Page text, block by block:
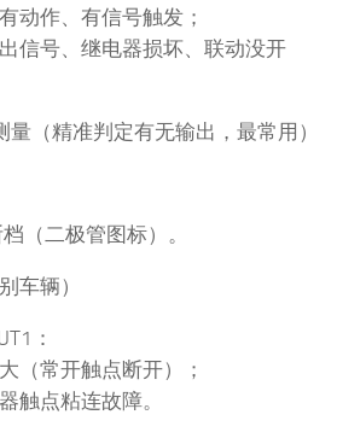
动作、有信号触发；
信号、继电器损坏、联动没开
（精准判定有无输出，最常用）
（二极管图标）。
车辆）
：
（常开触点断开）；
触点粘连故障。